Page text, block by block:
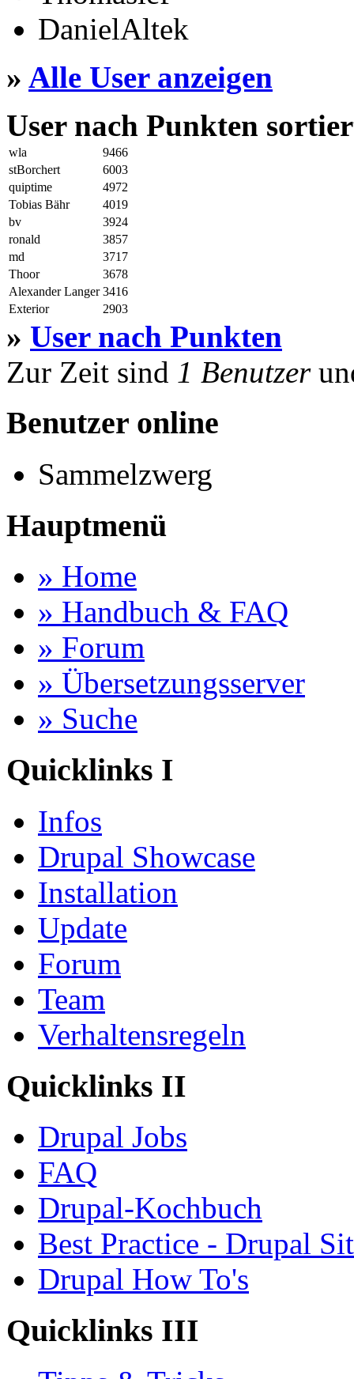
DanielAltek
» Alle User anzeigen
User nach Punkten
wla
9466
stBorchert
6003
quiptime
4972
Tobias Bähr
4019
bv
3924
ronald
3857
md
3717
Thoor
3678
Alexander Langer 3416
Exterior
2903
» User nach Punkten
Zur Zeit sind 1 Benutzer
Benutzer online
Sammelzwerg
Hauptmenü
» Home
» Handbuch & FAQ
» Forum
» Übersetzungsserver
» Suche
Quicklinks I
Infos
Drupal Showcase
Installation
Update
Forum
Team
Verhaltensregeln
Quicklinks II
Drupal Jobs
FAQ
Drupal-Kochbuch
Best Practice - Drupal
Drupal How To's
Quicklinks III